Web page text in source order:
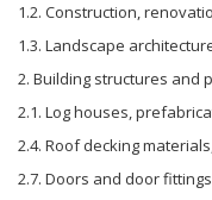
1.2. Construction,
1.3. Landscape
2. Building structures and
2.1. Log houses,
2.4. Roof decking
2.7. Doors and door fittings